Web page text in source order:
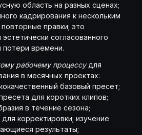
область на разных сценах;
кадрирования к нескольким
правки; это
согласованного
потери времени.
рабочему процессудля
в месячных проектах:
базовый пресет;
для коротких клипов;
в течение сезона;
корректировки; изучение
результаты;